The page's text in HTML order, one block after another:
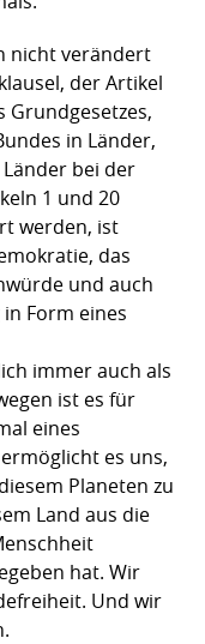
nicht verändert
der Artikel
Grundgesetzes,
in Länder,
bei der
1 und 20
werden, ist
das
und auch
Form eines
immer auch als
ist es für
eines
es uns,
Planeten zu
Land aus die
hat. Wir
Und wir